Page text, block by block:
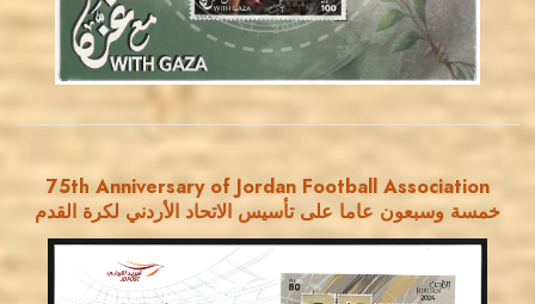
EST. 2007
75th Anniversary of Jordan Football Association
خمسة وسبعون عاما على تأسيس الاتحاد الأردني لكرة القدم